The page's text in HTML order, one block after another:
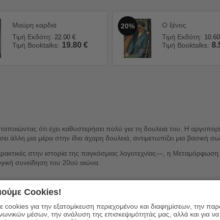
Μαύρη καρδιά
Τιμή Εκδότη: 22.00 €
Τιμή Booktalks: 19.80 €
20%
Ο ξένος
Τιμή Εκδότη: 10.60
Τιμή Booktalks:
ότι έχει καθυστερήσει πολύ για τη δουλειά του. Η
άλλη μια μέρα στην ίδια άχαρη δουλειά, αντιμετωπίζει μια βασική
στην ιστορία της παγκόσμιας λογοτεχνίας—, η Μεταμόρφωση
συνείδηση του 20ού αιώνα.
Cookies!
cookies για την εξατομίκευση περιεχομένου και διαφημίσεων, την
μέσων, την ανάλυση της επισκεψιμότητάς μας, αλλά και για